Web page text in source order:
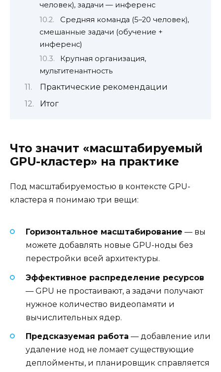
человек), задачи — инференс
Средняя команда (5–20 человек),
смешанные задачи (обучение +
инференс)
Крупная организация,
мультитенантность
Практические рекомендации
Итог
Что значит «масштабируемый
GPU-кластер» на практике
Под масштабируемостью в контексте GPU-
кластера я понимаю три вещи:
Горизонтальное масштабирование — вы
можете добавлять новые GPU-ноды без
перестройки всей архитектуры.
Эффективное распределение ресурсов
— GPU не простаивают, а задачи получают
нужное количество видеопамяти и
вычислительных ядер.
Предсказуемая работа — добавление или
удаление нод не ломает существующие
деплойменты, и планировщик справляется